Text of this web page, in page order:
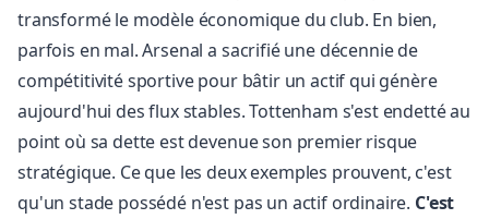
transformé le modèle économique du club. En bien,
parfois en mal. Arsenal a sacrifié une décennie de
compétitivité sportive pour bâtir un actif qui génère
aujourd'hui des flux stables. Tottenham s'est endetté au
point où sa dette est devenue son premier risque
stratégique. Ce que les deux exemples prouvent, c'est
qu'un stade possédé n'est pas un actif ordinaire. C'est